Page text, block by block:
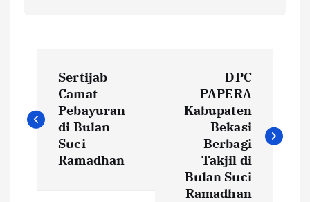
v
Sertijab
Camat
Pebayuran
di Bulan
Suci
Ramadhan
DPC
PAPERA
Kabupaten
Bekasi
Berbagi
Takjil di
Bulan Suci
Ramadhan